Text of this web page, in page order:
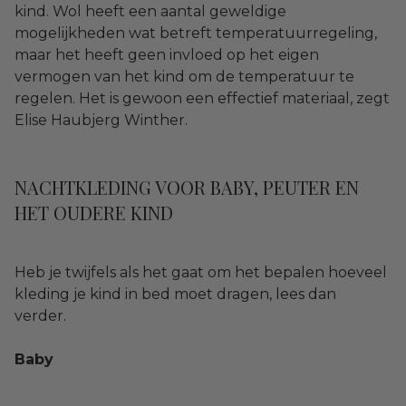
kind. Wol heeft een aantal geweldige
mogelijkheden wat betreft temperatuurregeling,
maar het heeft geen invloed op het eigen
vermogen van het kind om de temperatuur te
regelen. Het is gewoon een effectief materiaal, zegt
Elise Haubjerg Winther.
NACHTKLEDING VOOR BABY, PEUTER EN
HET OUDERE KIND
Heb je twijfels als het gaat om het bepalen hoeveel
kleding je kind in bed moet dragen, lees dan
verder.
Baby